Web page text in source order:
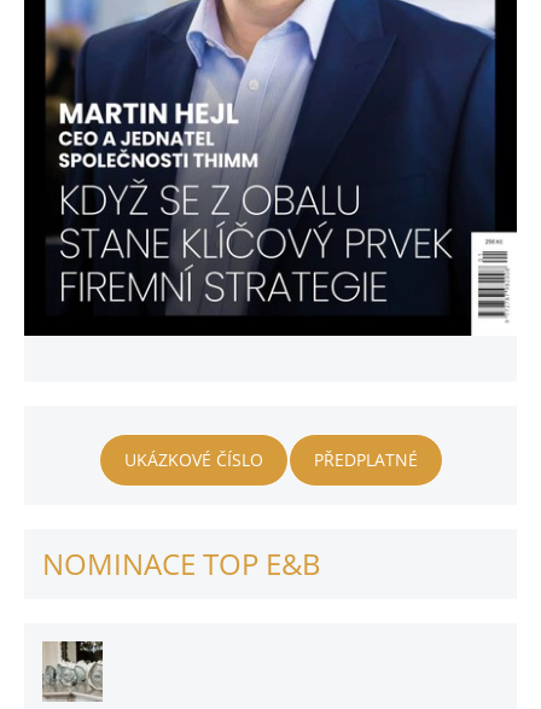
UKÁZKOVÉ ČÍSLO PŘEDPLATNÉ
NOMINACE TOP E&B